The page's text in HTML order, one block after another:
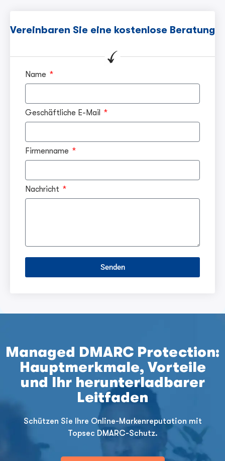
Vereinbaren Sie eine kostenlose Beratung
Name
Geschäftliche E-Mail
Firmenname
Nachricht
Senden
Managed DMARC Protection:
Hauptmerkmale, Vorteile
und Ihr herunterladbarer
Leitfaden
Schützen Sie Ihre Online-Markenreputation mit
Topsec DMARC-Schutz.